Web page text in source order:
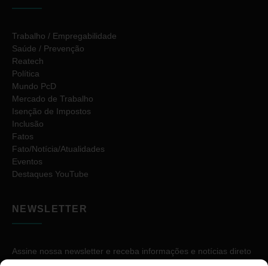
Trabalho / Empregabilidade
Saúde / Prevenção
Reatech
Política
Mundo PcD
Mercado de Trabalho
Isenção de Impostos
Inclusão
Fatos
Fato/Notícia/Atualidades
Eventos
Destaques YouTube
NEWSLETTER
Assine nossa newsletter e receba informações e notícias direto